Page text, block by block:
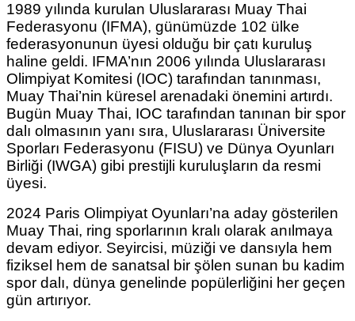
1989 yılında kurulan Uluslararası Muay Thai
Federasyonu (IFMA), günümüzde 102 ülke
federasyonunun üyesi olduğu bir çatı kuruluş
haline geldi. IFMA’nın 2006 yılında Uluslararası
Olimpiyat Komitesi (IOC) tarafından tanınması,
Muay Thai’nin küresel arenadaki önemini artırdı.
Bugün Muay Thai, IOC tarafından tanınan bir spor
dalı olmasının yanı sıra, Uluslararası Üniversite
Sporları Federasyonu (FISU) ve Dünya Oyunları
Birliği (IWGA) gibi prestijli kuruluşların da resmi
üyesi.
2024 Paris Olimpiyat Oyunları’na aday gösterilen
Muay Thai, ring sporlarının kralı olarak anılmaya
devam ediyor. Seyircisi, müziği ve dansıyla hem
fiziksel hem de sanatsal bir şölen sunan bu kadim
spor dalı, dünya genelinde popülerliğini her geçen
gün artırıyor.